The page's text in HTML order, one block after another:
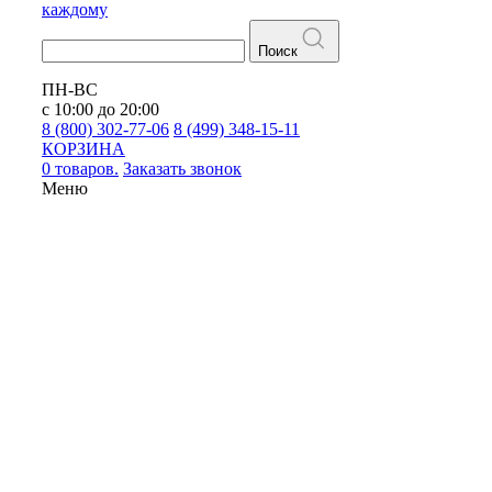
каждому
Поиск
ПН-ВС
с 10:00 до 20:00
8 (800) 302-77-06 8 (499) 348-15-11
КОРЗИНА
0 товаров. Заказать звонок
Меню